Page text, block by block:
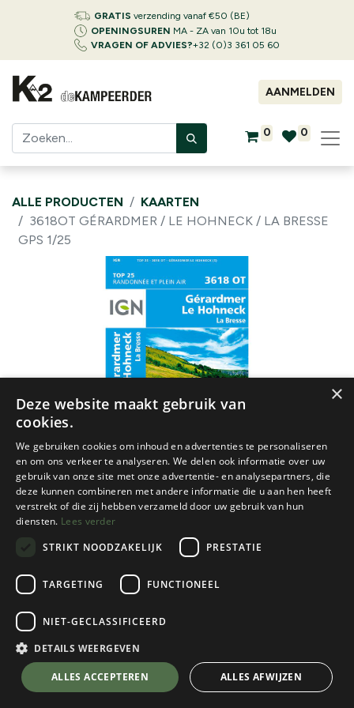
GRATIS verzending vanaf €50 (BE)
OPENINGSUREN MA - ZA van 10u tot 18u
VRAGEN OF ADVIES?+32 (0)3 361 05 60
AANMELDEN
0 0
ALLE PRODUCTEN
KAARTEN
3618OT GÉRARDMER / LE HOHNECK / LA BRESSE
GPS 1/25
IGN
3618OT Gérardmer / Le Hohneck / La
Bresse gps 1/25
💬 Stel je vraag over dit product via WhatsApp
×
Deze website maakt gebruik van
cookies.
We gebruiken cookies om inhoud en advertenties te personaliseren
en om ons verkeer te analyseren. We delen ook informatie over uw
gebruik van onze site met onze advertentie- en analysepartners, die
deze kunnen combineren met andere informatie die u aan hen heeft
verstrekt of die zij hebben verzameld door uw gebruik van hun
diensten. Lees verder
STRIKT NOODZAKELIJK
PRESTATIE
TARGETING FUNCTIONEEL
NIET-GECLASSIFICEERD
DETAILS WEERGEVEN
ALLES ACCEPTEREN ALLES AFWIJZEN